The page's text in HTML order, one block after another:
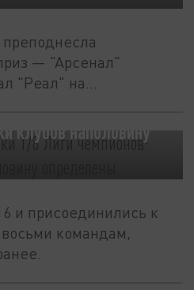
преподнесла
— "Арсенал"
"Реал" на
клубов наполовину
и присоединились к
командам,